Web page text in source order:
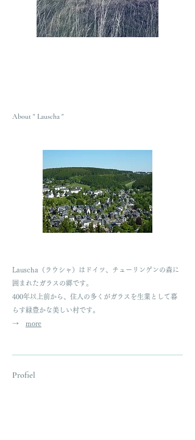
About " Lauscha "
Lauscha（ラウシャ）はドイツ、チューリンゲンの森に
囲まれたガラスの郷です。
400年以上前から、住人の多くがガラスを生業として暮
らす緑豊かな美しい村です。
→ more
Profiel